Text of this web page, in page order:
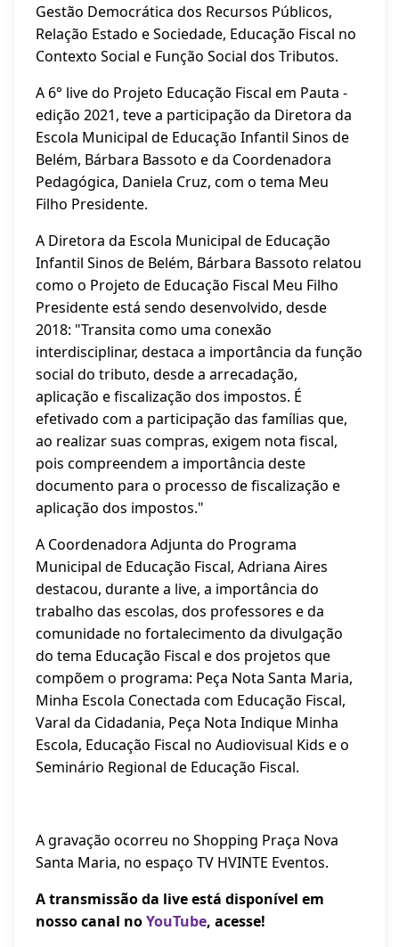
Gestão Democrática dos Recursos Públicos,
Relação Estado e Sociedade, Educação Fiscal no
Contexto Social e Função Social dos Tributos.
A 6° live do Projeto Educação Fiscal em Pauta -
edição 2021, teve a participação da Diretora da
Escola Municipal de Educação Infantil Sinos de
Belém, Bárbara Bassoto e da Coordenadora
Pedagógica, Daniela Cruz, com o tema Meu
Filho Presidente.
A Diretora da Escola Municipal de Educação
Infantil Sinos de Belém, Bárbara Bassoto relatou
como o Projeto de Educação Fiscal Meu Filho
Presidente está sendo desenvolvido, desde
2018: "Transita como uma conexão
interdisciplinar, destaca a importância da função
social do tributo, desde a arrecadação,
aplicação e fiscalização dos impostos. É
efetivado com a participação das famílias que,
ao realizar suas compras, exigem nota fiscal,
pois compreendem a importância deste
documento para o processo de fiscalização e
aplicação dos impostos."
A Coordenadora Adjunta do Programa
Municipal de Educação Fiscal, Adriana Aires
destacou, durante a live, a importância do
trabalho das escolas, dos professores e da
comunidade no fortalecimento da divulgação
do tema Educação Fiscal e dos projetos que
compõem o programa: Peça Nota Santa Maria,
Minha Escola Conectada com Educação Fiscal,
Varal da Cidadania, Peça Nota Indique Minha
Escola, Educação Fiscal no Audiovisual Kids e o
Seminário Regional de Educação Fiscal.
A gravação ocorreu no Shopping Praça Nova
Santa Maria, no espaço TV HVINTE Eventos.
A transmissão da live está disponível em
nosso canal noYouTube, acesse!